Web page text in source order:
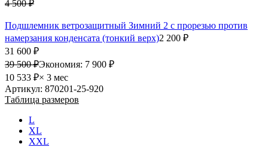
4 500 ₽
Подшлемник ветрозащитный Зимний 2 с прорезью против
намерзания конденсата (тонкий верх)2 200 ₽
31 600 ₽
39 500 ₽Экономия: 7 900 ₽
10 533 ₽× 3 мес
Артикул: 870201-25-920
Таблица размеров
L
XL
XXL